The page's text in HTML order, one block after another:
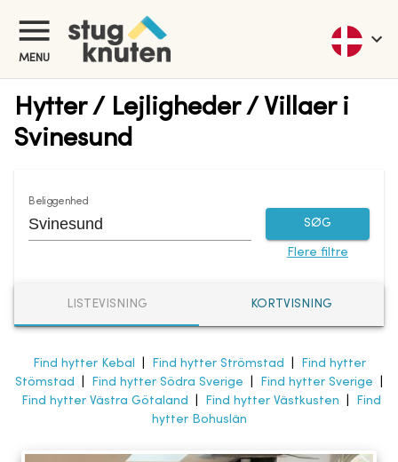
MENU
Hytter / Lejligheder / Villaer i
Svinesund
Beliggenhed
SØG
Flere filtre
LISTEVISNING KORTVISNING
Find hytter Kebal Find hytter Strömstad
Find hytter
Stömstad
Find hytter Södra Sverige Find hytter Sverige
Find hytter Västra Götaland
Find hytter Västkusten
Find
hytter Bohuslän